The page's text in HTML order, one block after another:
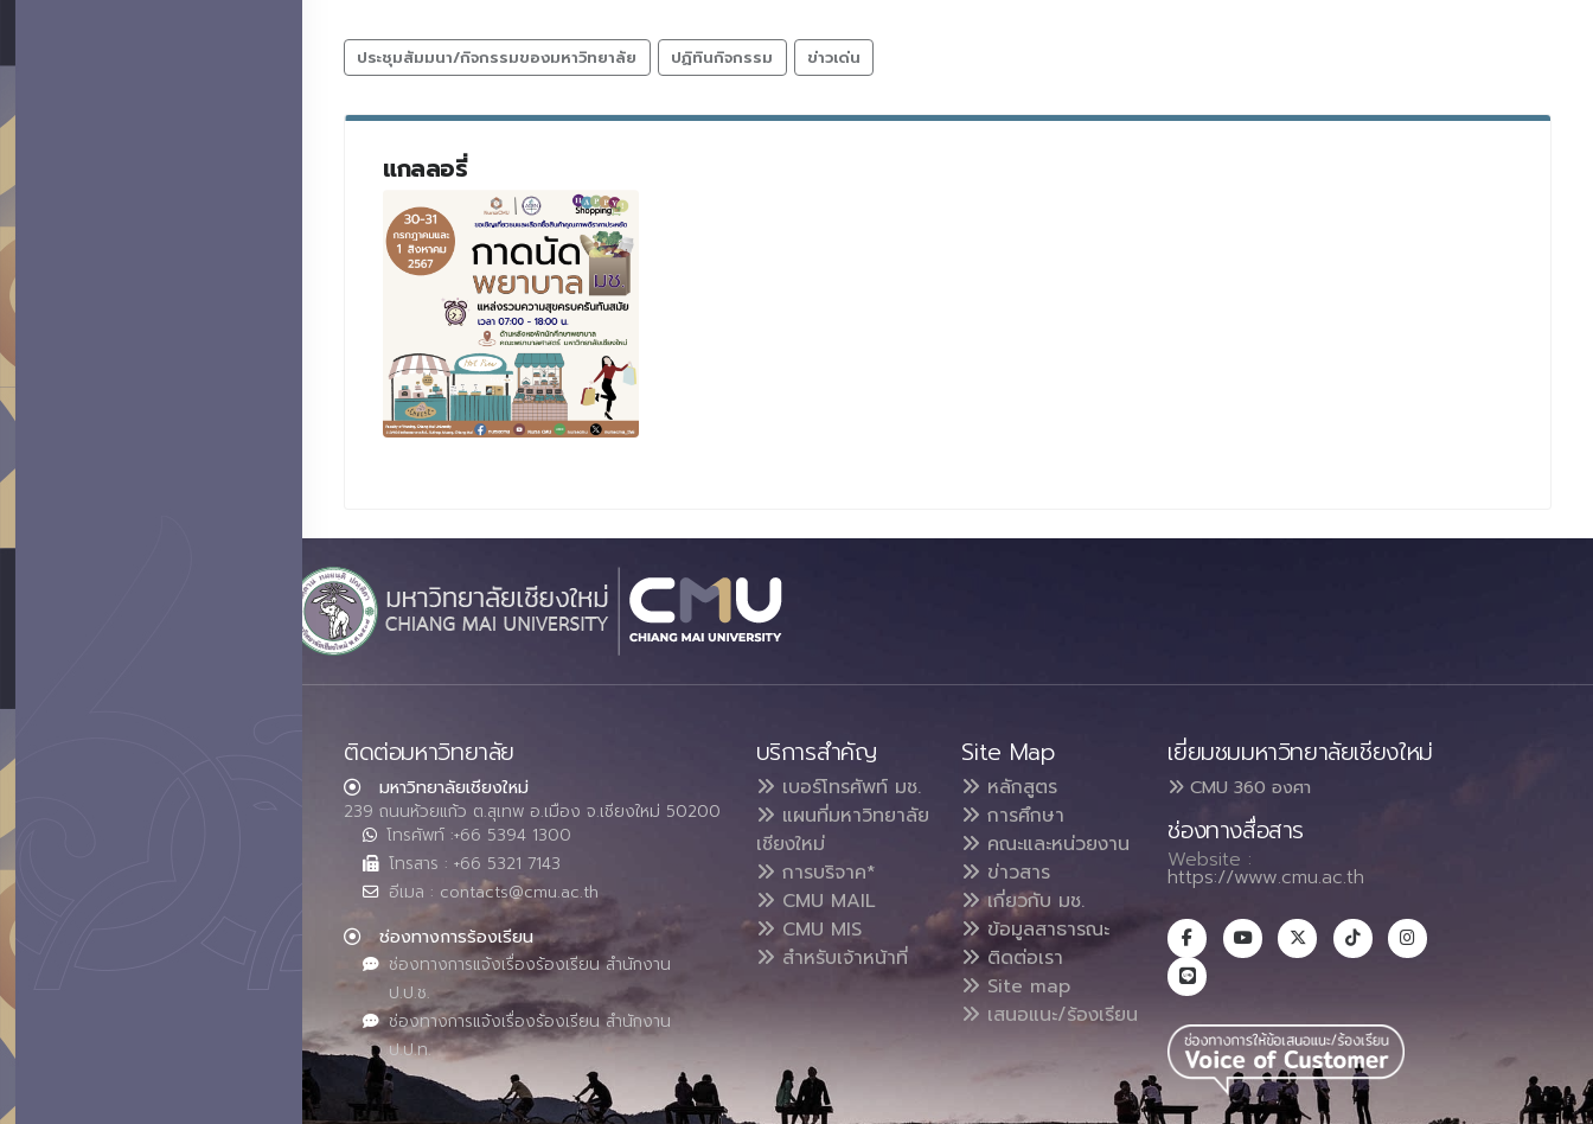
ประชุมสัมมนา/กิจกรรมของมหาวิทยาลัย ปฏิทินกิจกรรม ข่าวเด่น
แกลลอรี่
ติดต่อมหาวิทยาลัย
มหาวิทยาลัยเชียงใหม่
239 ถนนห้วยแก้ว ต.สุเทพ อ.เมือง จ.เชียงใหม่ 50200
โทรศัพท์ :+66 5394 1300
โทรสาร : +66 5321 7143
อีเมล : contacts@cmu.ac.th
ช่องทางการร้องเรียน
ช่องทางการแจ้งเรื่องร้องเรียน สำนักงาน
ป.ป.ช.
ช่องทางการแจ้งเรื่องร้องเรียน สำนักงาน
ป.ป.ท.
บริการสำคัญ
เบอร์โทรศัพท์ มช.
แผนที่มหาวิทยาลัย
เชียงใหม่
การบริจาค*
CMU MAIL
CMU MIS
สำหรับเจ้าหน้าที่
Site Map
หลักสูตร
การศึกษา
คณะและหน่วยงาน
ข่าวสาร
เกี่ยวกับ มช.
ข้อมูลสาธารณะ
ติดต่อเรา
Site map
เสนอแนะ/ร้องเรียน
เยี่ยมชมมหาวิทยาลัยเชียงใหม่
CMU 360 องศา
ช่องทางสื่อสาร
Website :
https://www.cmu.ac.th